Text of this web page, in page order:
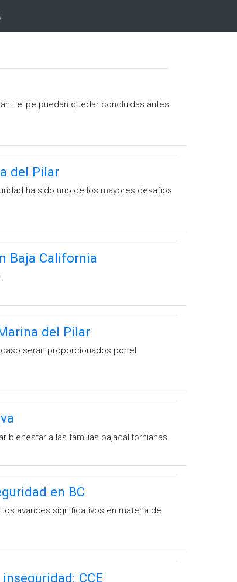
Felipe puedan quedar concluidas antes
del Pilar
ha sido uno de los mayores desafíos
Baja California
del Pilar
serán proporcionados por el
a las familias bajacalifornianas.
en BC
los avances significativos en materia de
CCE